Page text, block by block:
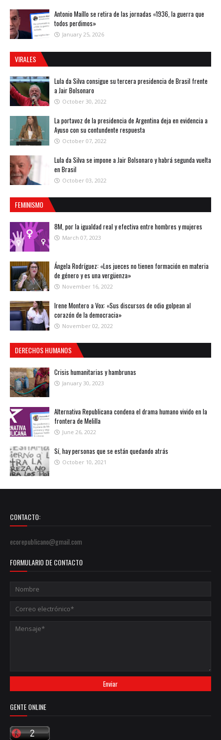
Antonio Maíllo se retira de las jornadas «1936, la guerra que
todos perdimos»
January 25, 2026
VIRALES
Lula da Silva consigue su tercera presidencia de Brasil frente
a Jair Bolsonaro
October 30, 2022
La portavoz de la presidencia de Argentina deja en evidencia a
Ayuso con su contundente respuesta
October 07, 2022
Lula da Silva se impone a Jair Bolsonaro y habrá segunda vuelta
en Brasil
October 03, 2022
FEMINISMO
8M, por la igualdad real y efectiva entre hombres y mujeres
March 07, 2023
Ángela Rodríguez: «Los jueces no tienen formación en materia
de género y es una vergüenza»
November 16, 2022
Irene Montero a Vox: «Sus discursos de odio golpean al
corazón de la democracia»
November 02, 2022
DERECHOS HUMANOS
Crisis humanitarias y hambrunas
January 30, 2023
Alternativa Republicana condena el drama humano vivido en la
frontera de Melilla
June 26, 2022
Sí, hay personas que se están quedando atrás
October 10, 2021
CONTACTO:
ecorepublicano@gmail.com
FORMULARIO DE CONTACTO
GENTE ONLINE